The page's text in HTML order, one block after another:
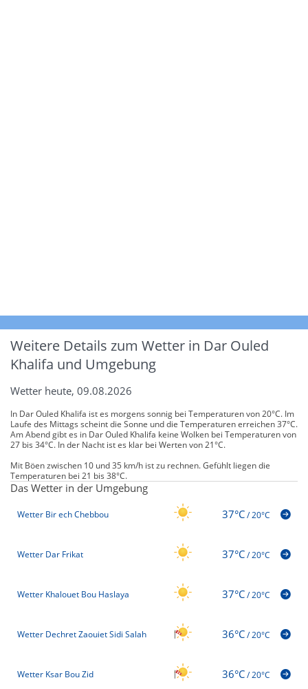
Weitere Details zum Wetter in Dar Ouled
Khalifa und Umgebung
Wetter heute, 09.08.2026
In Dar Ouled Khalifa ist es morgens sonnig bei Temperaturen von 20°C. Im
Laufe des Mittags scheint die Sonne und die Temperaturen erreichen 37°C.
Am Abend gibt es in Dar Ouled Khalifa keine Wolken bei Temperaturen von
27 bis 34°C. In der Nacht ist es klar bei Werten von 21°C.
Mit Böen zwischen 10 und 35 km/h ist zu rechnen. Gefühlt liegen die
Temperaturen bei 21 bis 38°C.
Das Wetter in der Umgebung
Wetter Bir ech Chebbou 37°C/20°C
Wetter Dar Frikat 37°C/20°C
Wetter Khalouet Bou Haslaya 37°C/20°C
Wetter Dechret Zaouiet Sidi Salah 36°C/20°C
Wetter Ksar Bou Zid 36°C/20°C